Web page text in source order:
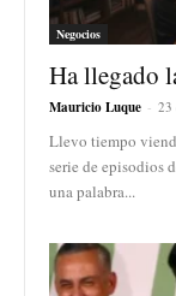
Negocios
Ha llegado
Mauricio Luque - 23
Llevo tiempo
serie de episodios
una palabra...